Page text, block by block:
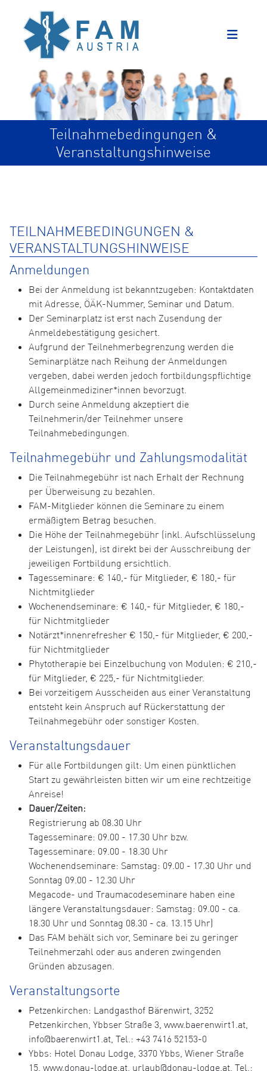
Teilnahmebedingungen &
Veranstaltungshinweise
TEILNAHMEBEDINGUNGEN &
VERANSTALTUNGSHINWEISE
Anmeldungen
Bei der Anmeldung ist bekanntzugeben: Kontaktdaten
mit Adresse, ÖÄK-Nummer, Seminar und Datum.
Der Seminarplatz ist erst nach Zusendung der
Anmeldebestätigung gesichert.
Aufgrund der Teilnehmerbegrenzung werden die
Seminarplätze nach Reihung der Anmeldungen
vergeben, dabei werden jedoch fortbildungspflichtige
Allgemeinmediziner*innen bevorzugt.
Durch seine Anmeldung akzeptiert die
Teilnehmerin/der Teilnehmer unsere
Teilnahmebedingungen.
Teilnahmegebühr und Zahlungsmodalität
Die Teilnahmegebühr ist nach Erhalt der Rechnung
per Überweisung zu bezahlen.
FAM-Mitglieder können die Seminare zu einem
ermäßigtem Betrag besuchen.
Die Höhe der Teilnahmegebühr (inkl. Aufschlüsselung
der Leistungen), ist direkt bei der Ausschreibung der
jeweiligen Fortbildung ersichtlich.
Tagesseminare: € 140,- für Mitglieder, € 180,- für
Nichtmitglieder
Wochenendseminare: € 140,- für Mitglieder, € 180,-
für Nichtmitglieder
Notärzt*innenrefresher € 150,- für Mitglieder, € 200,-
für Nichtmitglieder
Phytotherapie bei Einzelbuchung von Modulen: € 210,-
für Mitglieder, € 225,- für Nichtmitglieder.
Bei vorzeitigem Ausscheiden aus einer Veranstaltung
entsteht kein Anspruch auf Rückerstattung der
Teilnahmegebühr oder sonstiger Kosten.
Veranstaltungsdauer
Für alle Fortbildungen gilt: Um einen pünktlichen
Start zu gewährleisten bitten wir um eine rechtzeitige
Anreise!
Dauer/Zeiten:
Registrierung ab 08.30 Uhr
Tagesseminare: 09.00 - 17.30 Uhr bzw.
Tagesseminare: 09.00 - 18.30 Uhr
Wochenendseminare: Samstag: 09.00 - 17.30 Uhr und
Sonntag 09.00 - 12.30 Uhr
Megacode- und Traumacodeseminare haben eine
längere Veranstaltungsdauer: Samstag: 09.00 - ca.
18.30 Uhr und Sonntag 08.30 - ca. 13.15 Uhr)
Das FAM behält sich vor, Seminare bei zu geringer
Teilnehmerzahl oder aus anderen zwingenden
Gründen abzusagen.
Veranstaltungsorte
Petzenkirchen: Landgasthof Bärenwirt, 3252
Petzenkirchen, Ybbser Straße 3, www.baerenwirt1.at,
info@baerenwirt1.at, Tel.: +43 7416 52153-0
Ybbs: Hotel Donau Lodge, 3370 Ybbs, Wiener Straße
15, www.donau-lodge.at, urlaub@donau-lodge.at, Tel.: